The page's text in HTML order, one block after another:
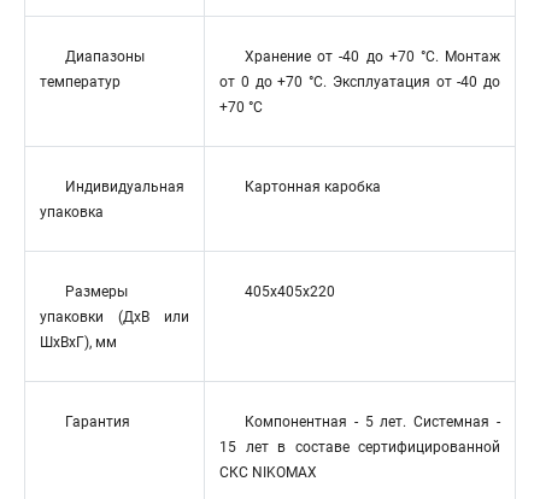
Диапазоны
температур
Хранение от -40 до +70 °C. Монтаж
от 0 до +70 °C. Эксплуатация от -40 до
+70 °C
Индивидуальная
упаковка
Картонная каробка
Размеры
упаковки (ДхВ или
ШхВхГ), мм
405x405x220
Гарантия
Компонентная - 5 лет. Системная -
15 лет в составе сертифицированной
СКС NIKOMAX